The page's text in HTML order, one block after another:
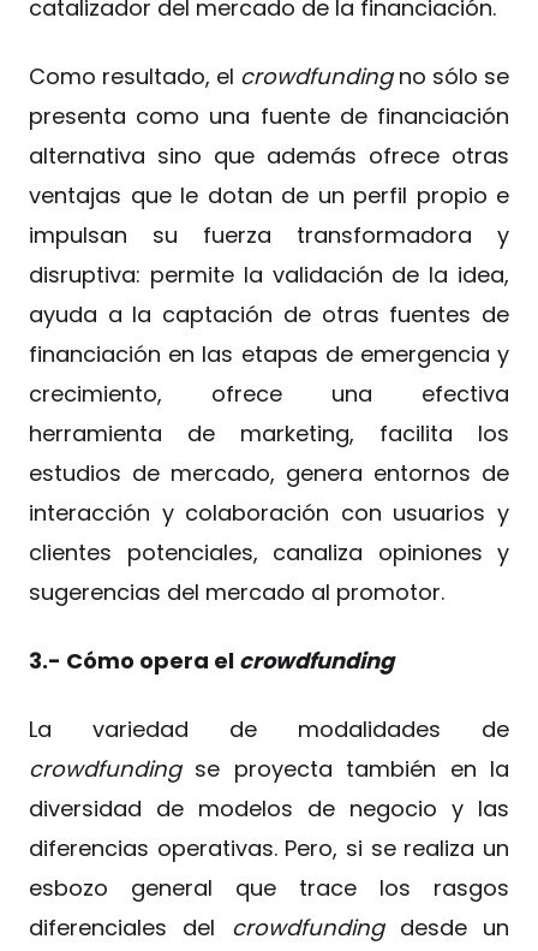
catalizador del mercado de la financiación.
Como resultado, el crowdfundingno sólo se
presenta como una fuente de financiación
alternativa sino que además ofrece otras
ventajas que le dotan de un perfil propio e
impulsan su fuerza transformadora y
disruptiva: permite la validación de la idea,
ayuda a la captación de otras fuentes de
financiación en las etapas de emergencia y
crecimiento, ofrece una efectiva
herramienta de marketing, facilita los
estudios de mercado, genera entornos de
interacción y colaboración con usuarios y
clientes potenciales, canaliza opiniones y
sugerencias del mercado al promotor.
3.- Cómo opera el crowdfunding
La variedad de modalidades de
crowdfunding se proyecta también en la
diversidad de modelos de negocio y las
diferencias operativas. Pero, si se realiza un
esbozo general que trace los rasgos
diferenciales del crowdfunding desde un